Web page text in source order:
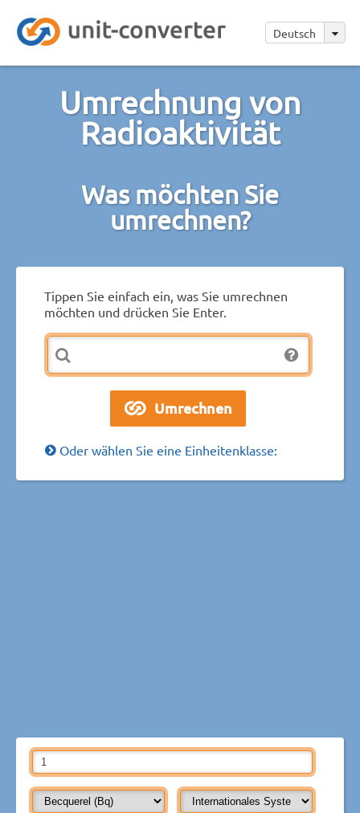
Deutsch
Umrechnung von
Radioaktivität
Was möchten Sie
umrechnen?
Tippen Sie einfach ein, was Sie umrechnen
möchten und drücken Sie Enter.
Oder wählen Sie eine Einheitenklasse: